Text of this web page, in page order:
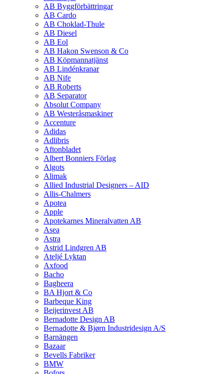
AB Byggförbättringar
AB Cardo
AB Choklad-Thule
AB Diesel
AB Eol
AB Hakon Swenson & Co
AB Köpmannatjänst
AB Lindénkranar
AB Nife
AB Roberts
AB Separator
Absolut Company
AB Westeråsmaskiner
Accenture
Adidas
Adlibris
Aftonbladet
Albert Bonniers Förlag
Algots
Alimak
Allied Industrial Designers – AID
Allis-Chalmers
Apotea
Apple
Apotekarnes Mineralvatten AB
Asea
Astra
Astrid Lindgren AB
Ateljé Lyktan
Axfood
Bacho
Bagheera
BA Hjort & Co
Barbeque King
Beijerinvest AB
Bernadotte Design AB
Bernadotte & Bjørn Industridesign A/S
Barnängen
Bazaar
Bevells Fabriker
BMW